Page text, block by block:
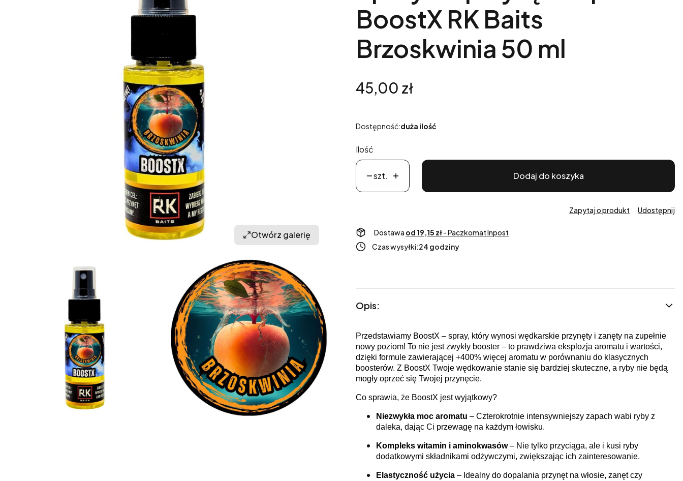
Otwórz galerię
BoostX RK Baits
Brzoskwinia 50 ml
Cena
45,00 zł
Dostępność:duża ilość
Ilość
szt. Dodaj do koszyka
Zapytaj o produkt Udostępnij
Dostawa od 19,15 zł- Paczkomat Inpost
Czas wysyłki:24 godziny
Opis:
Przedstawiamy BoostX – spray, który wynosi wędkarskie przynęty i zanęty na zupełnie
nowy poziom! To nie jest zwykły booster – to prawdziwa eksplozja aromatu i wartości,
dzięki formule zawierającej +400% więcej aromatu w porównaniu do klasycznych
boosterów. Z BoostX Twoje wędkowanie stanie się bardziej skuteczne, a ryby nie będą
mogły oprzeć się Twojej przynęcie.
Co sprawia, że BoostX jest wyjątkowy?
Niezwykła moc aromatu – Czterokrotnie intensywniejszy zapach wabi ryby z
daleka, dając Ci przewagę na każdym łowisku.
Kompleks witamin i aminokwasów– Nie tylko przyciąga, ale i kusi ryby
dodatkowymi składnikami odżywczymi, zwiększając ich zainteresowanie.
Elastyczność użycia – Idealny do dopalania przynęt na włosie, zanęt czy